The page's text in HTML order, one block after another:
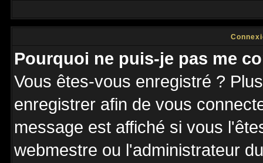
Pourquoi ne puis-je pas me
Vous êtes-vous enregistré ?
enregistrer afin de vous
message est affiché si vous
webmestre ou l'administrateur